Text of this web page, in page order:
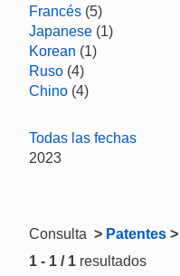
Francés (5)
Japanese (1)
Korean (1)
Ruso (4)
Chino (4)
Todas las fechas
2023
Consulta > Patentes >
1 - 1 / 1 resultados